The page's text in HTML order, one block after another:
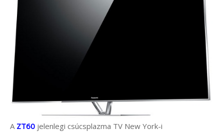
A ZT60 jelenlegi csúcsplazma TV New York-i